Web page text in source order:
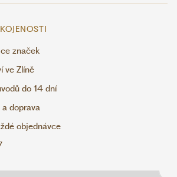
značek
ve Zlíně
do 14 dní
doprava
objednávce